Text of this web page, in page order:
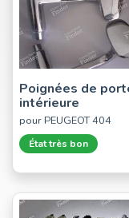
Poignées de
intérieure
pour PEUGEOT 404
État très bon